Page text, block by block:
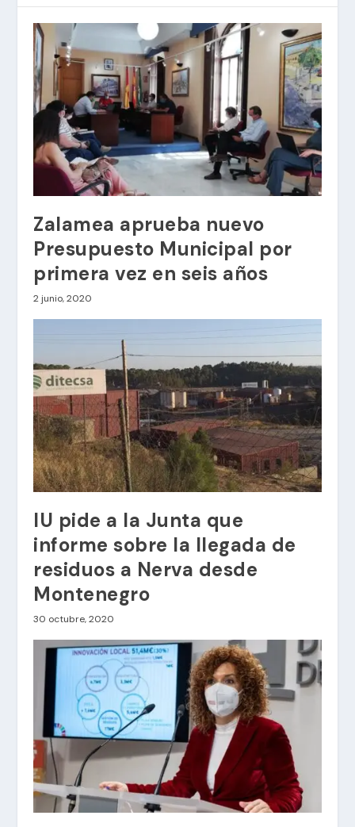
Zalamea aprueba nuevo
Presupuesto Municipal por
primera vez en seis años
2 junio, 2020
IU pide a la Junta que
informe sobre la llegada de
residuos a Nerva desde
Montenegro
30 octubre, 2020